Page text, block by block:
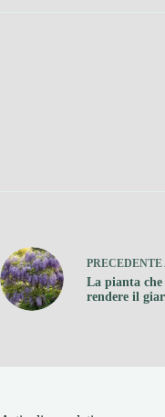
PRECEDENTE
La pianta che
rendere il